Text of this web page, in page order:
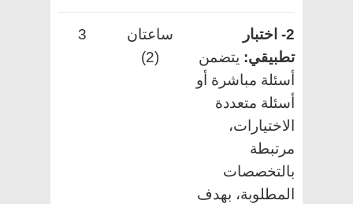
3
ساعتان
(2)
2- اختبار
تطبيقي: يتضمن
أسئلة مباشرة أو
أسئلة متعددة
الاختيارات،
مرتبطة
بالتخصصات
المطلوبة، بهدف